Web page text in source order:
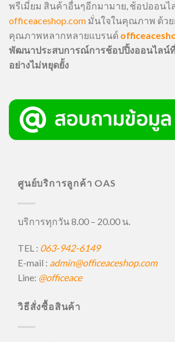
พรีเมี่ยม สินค้าอื่นๆอีกมามาย, ช้อปออนไ
officeaceshop.com มั่นใจในคุณภาพ ด้ว
คุณภาพหลากหลายแบรนด์
พัฒนาประสบการณ์การช้อปปิ้งออนไล
อย่างไม่หยุดยั้ง
ศูนย์บริการลูกค้า OAS
บริการทุกวัน 8.00 – 20.00 น.
TEL : 063-942-6149
E-mail : admin@officeaceshop.com
Line: @officeace
วิธีสั่งซื้อสินค้า